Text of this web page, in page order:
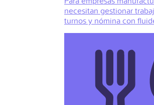
necesitan gestionar
turnos y nómina con